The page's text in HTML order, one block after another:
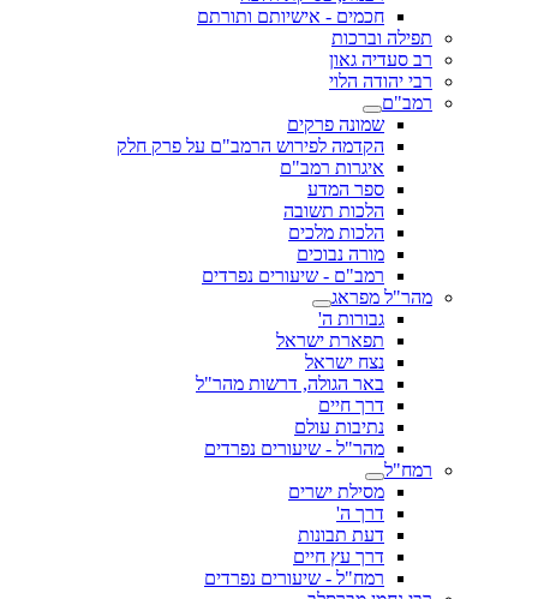
חכמים - אישיותם ותורתם
תפילה וברכות
רב סעדיה גאון
רבי יהודה הלוי
רמב"ם
שמונה פרקים
הקדמה לפירוש הרמב"ם על פרק חלק
איגרות רמב"ם
ספר המדע
הלכות תשובה
הלכות מלכים
מורה נבוכים
רמב"ם - שיעורים נפרדים
מהר"ל מפראג
גבורות ה'
תפארת ישראל
נצח ישראל
באר הגולה, דרשות מהר"ל
דרך חיים
נתיבות עולם
מהר"ל - שיעורים נפרדים
רמח"ל
מסילת ישרים
דרך ה'
דעת תבונות
דרך עץ חיים
רמח"ל - שיעורים נפרדים